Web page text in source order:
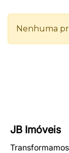
JB Imóveis